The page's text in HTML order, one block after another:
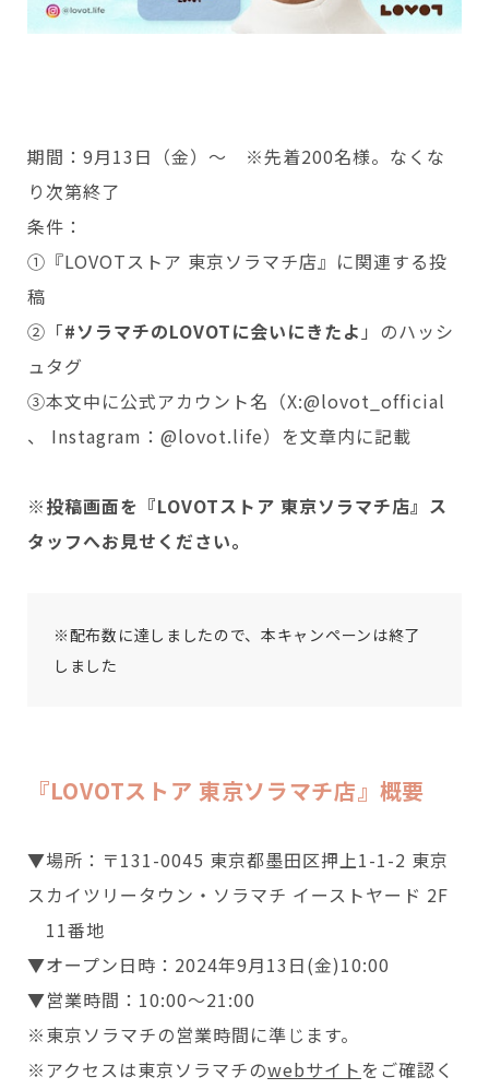
期間：9月13日（金）～ ※先着200名様。なくな
り次第終了
条件：
①『LOVOTストア 東京ソラマチ店』に関連する投
稿
②「#ソラマチのLOVOTに会いにきたよ 」のハッシ
ュタグ
③本文中に公式アカウント名（X:@lovot_official
、 Instagram：@lovot.life）を文章内に記載
※投稿画面を『LOVOTストア 東京ソラマチ店』ス
タッフへお見せください。
※配布数に達しましたので、本キャンペーンは終了
しました
『LOVOTストア 東京ソラマチ店』概要
▼場所：〒131-0045 東京都墨田区押上1-1-2 東京
スカイツリータウン・ソラマチ イーストヤード 2F
11番地
▼オープン日時：2024年9月13日(金)10:00
▼営業時間：10:00～21:00
※東京ソラマチの営業時間に準じます。
※アクセスは東京ソラマチのwebサイト をご確認く